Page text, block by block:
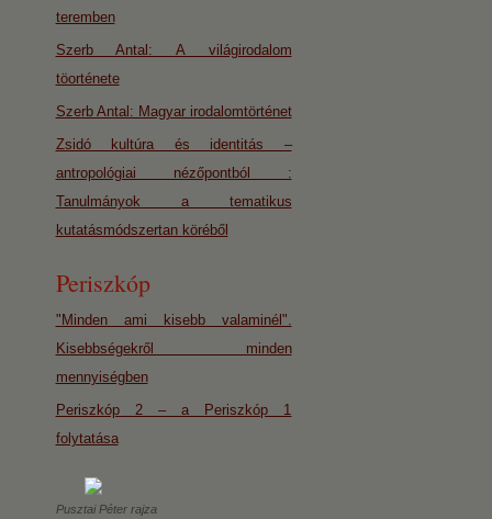
teremben
Szerb Antal: A világirodalom
töorténete
Szerb Antal: Magyar irodalomtörténet
Zsidó kultúra és identitás –
antropológiai nézőpontból :
Tanulmányok a tematikus
kutatásmódszertan köréből
Periszkóp
"Minden ami kisebb valaminél".
Kisebbségekről minden
mennyiségben
Periszkóp 2 – a Periszkóp 1
folytatása
Pusztai Péter rajza